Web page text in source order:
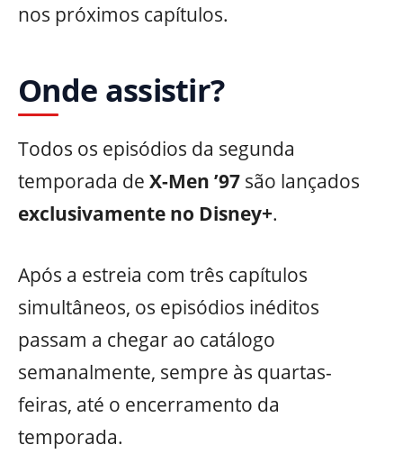
nos próximos capítulos.
Onde assistir?
Todos os episódios da segunda
temporada de X-Men ’97 são lançados
exclusivamente no Disney+.
Após a estreia com três capítulos
simultâneos, os episódios inéditos
passam a chegar ao catálogo
semanalmente, sempre às quartas-
feiras, até o encerramento da
temporada.